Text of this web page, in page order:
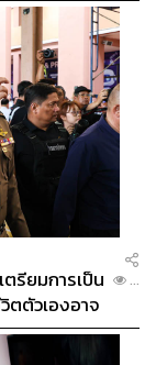
ตรียมการเป็น
ตตัวเองอาจ
...